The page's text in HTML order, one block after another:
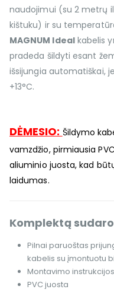
naudojimui (su 2 metrų
kištuku) ir su
MAGNUM Idealkabelis
pradeda šildyti esant
išsijungia automatiškai,
+13°C.
DĖMESIO: Šildymo
vamzdžio, pirmiausia
aliuminio juosta, kad
laidumas.
Komplektą
Pilnai paruoštas
kabelis su įmontuotu
Montavimo instrukcijos
PVC juosta